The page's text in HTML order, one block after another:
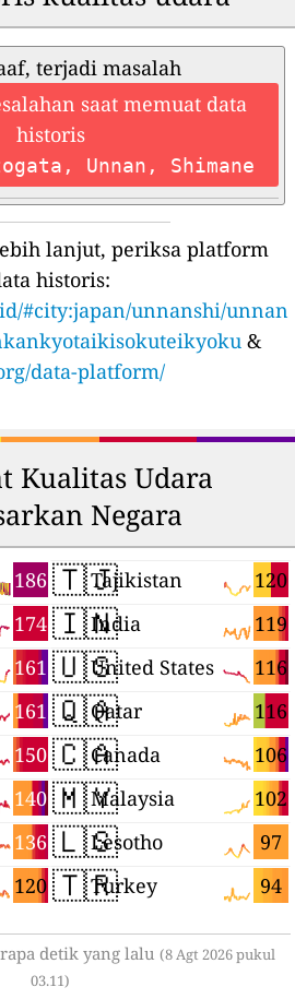
terjadi masalah
saat memuat data
historis
Unnan, Shimane
lanjut, periksa platform
historis:
#city:japan/unnanshi/unnan
&
data-platform/
Kualitas Udara
Negara
186
174
161
161
150
140
136
120
🇹🇯 120
Tajikistan
🇮🇳 119
India
🇺🇸 116
United States
🇶🇦 116
Qatar
🇨🇦 106
Canada
🇲🇾 102
Malaysia
🇱🇸 97
Lesotho
🇹🇷 94
Turkey
detik yang lalu (8 Agt 2026 pukul
03.11)